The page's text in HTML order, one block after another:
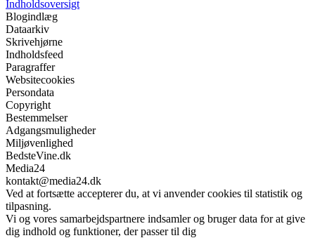
Indholdsoversigt
Blogindlæg
Dataarkiv
Skrivehjørne
Indholdsfeed
Paragraffer
Websitecookies
Persondata
Copyright
Bestemmelser
Adgangsmuligheder
Miljøvenlighed
BedsteVine.dk
Media24
kontakt@media24.dk
Ved at fortsætte accepterer du, at vi anvender cookies til statistik og
tilpasning.
Vi og vores samarbejdspartnere indsamler og bruger data for at give
dig indhold og funktioner, der passer til dig